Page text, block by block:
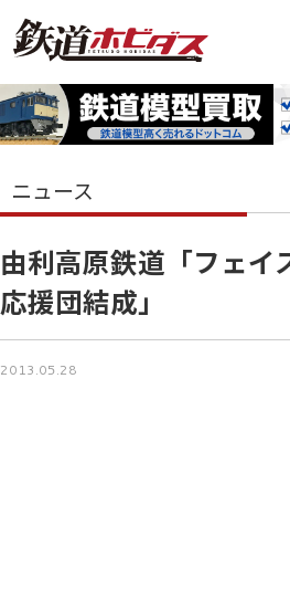
ニュース
由利高原鉄道「フェイ
応援団結成」
2013.05.28